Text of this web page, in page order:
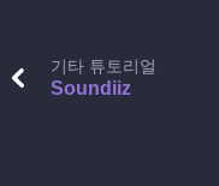
기타 튜토리얼
Soundiiz